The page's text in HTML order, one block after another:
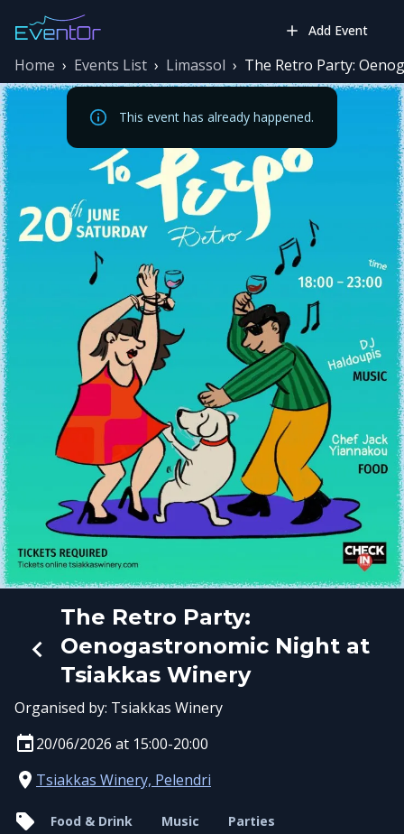
Add Event
This event has already happened.
Home › Events List › Limassol › The Retro Party:
The Retro Party:
Oenogastronomic Night at
Tsiakkas Winery
Organised by: Tsiakkas Winery
20/06/2026 at 15:00-20:00
Tsiakkas Winery, Pelendri
Food & Drink Music Parties